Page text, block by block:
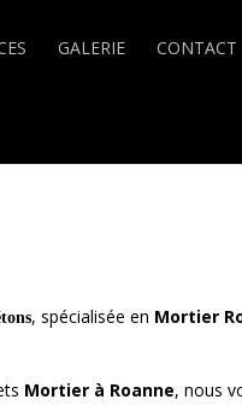
GALERIE CONTACT
, spécialisée en Mortier
Mortier à Roanne, nous